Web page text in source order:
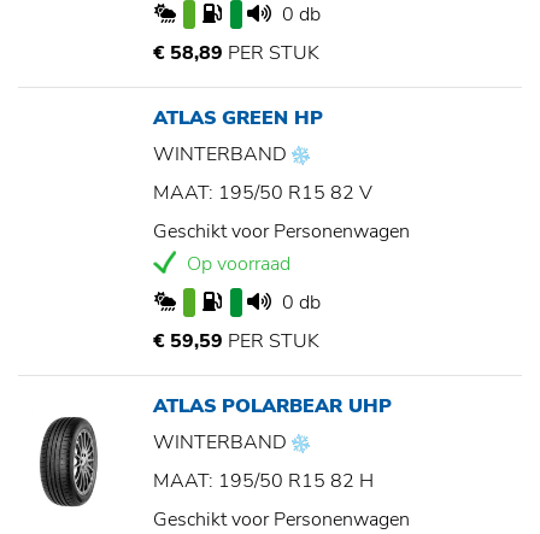
0 db
€ 58,89 PER STUK
ATLAS GREEN HP
WINTERBAND
MAAT: 195/50 R15 82 V
Geschikt voor Personenwagen
Op voorraad
0 db
€ 59,59 PER STUK
ATLAS POLARBEAR UHP
WINTERBAND
MAAT: 195/50 R15 82 H
Geschikt voor Personenwagen